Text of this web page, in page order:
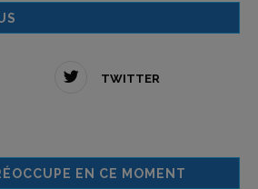
TWITTER
EN CE MOMENT